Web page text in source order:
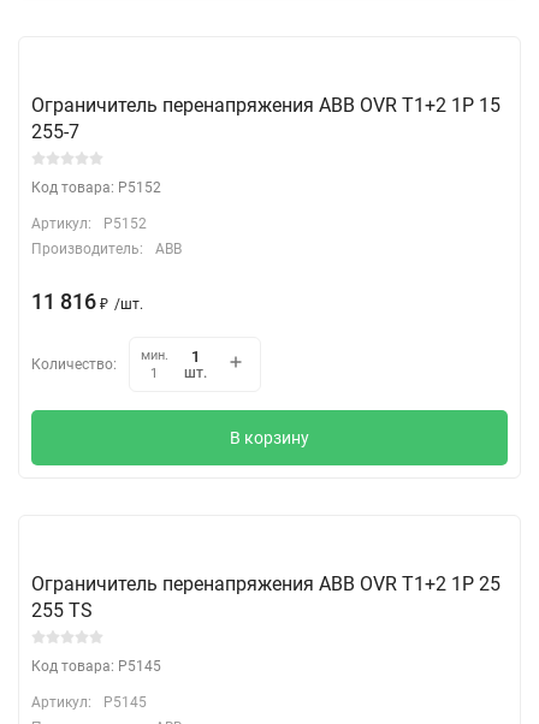
Ограничитель перенапряжения ABB OVR T1+2 1P 15
255-7
Код товара: P5152
Артикул:
P5152
Производитель:
ABB
11 816 ₽ /шт.
Количество:
мин.
1
шт.
В корзину
Ограничитель перенапряжения ABB OVR T1+2 1P 25
255 TS
Код товара: P5145
Артикул:
P5145